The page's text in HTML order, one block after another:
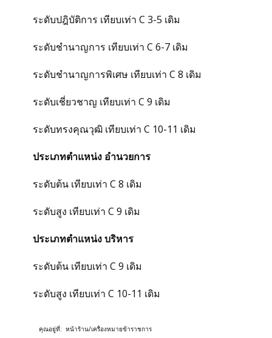
ระดับปฎิบัติการ เทียบเท่า C 3-5 เดิม
ระดับชำนาญการ เทียบเท่า C 6-7 เดิม
ระดับชำนาญการพิเศษ เทียบเท่า C 8 เดิม
ระดับเชี่ยวชาญ เทียบเท่า C 9 เดิม
ระดับทรงคุณวุฒิ เทียบเท่า C 10-11 เดิม
ประเภทตำแหน่ง อำนวยการ
ระดับต้น เทียบเท่า C 8 เดิม
ระดับสูง เทียบเท่า C 9 เดิม
ประเภทตำแหน่ง บริหาร
ระดับต้น เทียบเท่า C 9 เดิม
ระดับสูง เทียบเท่า C 10-11 เดิม
คุณอยู่ที่: หน้าร้าน/เครื่องหมายข้าราชการ